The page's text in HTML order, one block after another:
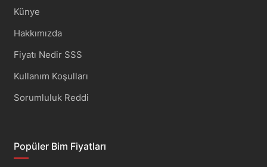
Künye
Hakkımızda
Fiyatı Nedir SSS
Kullanım Koşulları
Sorumluluk Reddi
Popüler Bim Fiyatları